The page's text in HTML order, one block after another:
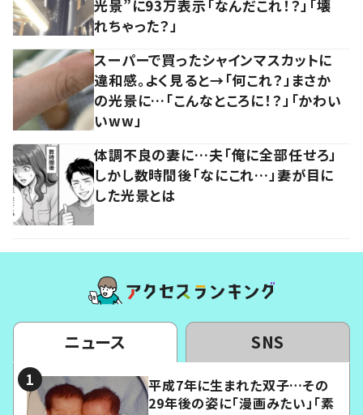
光景”に93万表示「なんだこれ！？」「壊
れちゃった？」
スーパーで買ったシャインマスカットに
違和感。よく見ると→「何これ？」まさか
の光景に…「こんなところに！？」「かわい
いww」
体調不良の妻に…夫「俺に全部任せろ」
しかし数時間後「なにこれ…」妻が目に
した光景とは
ニュース SNS
平成7年に生まれた双子…その
29年後の姿に「漫画みたい」「素